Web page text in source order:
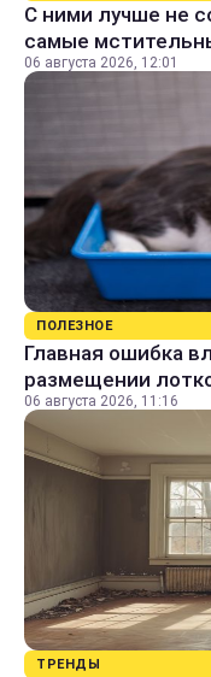
С ними лучше не
самые
06 августа 2026, 12:01
ПОЛЕЗНОЕ
Главная ошибка
размещении
06 августа 2026, 11:16
ТРЕНДЫ